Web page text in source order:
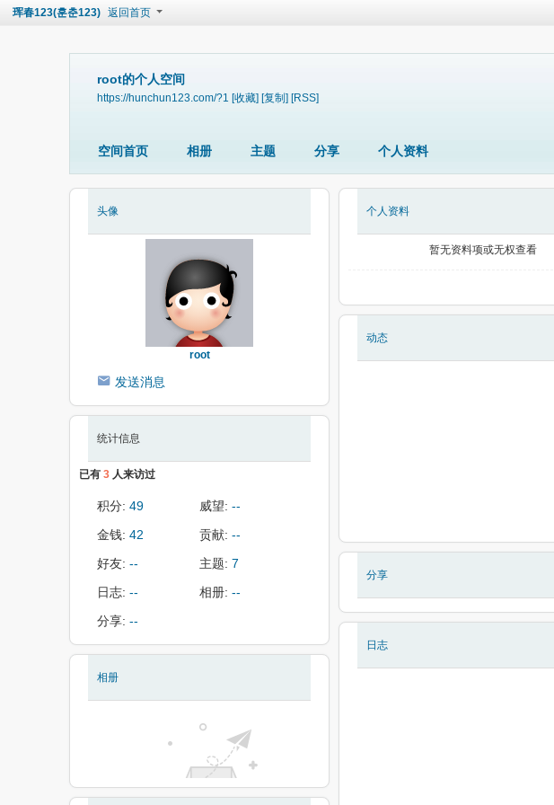
珲春123(훈춘123) 返回首页
root的个人空间
https://hunchun123.com/?1 [收藏] [复制] [RSS]
空间首页 相册 主题 分享 个人资料
头像
root
发送消息
统计信息
已有 3 人来访过
积分: 49 威望: --
金钱: 42 贡献: --
好友: -- 主题: 7
日志: -- 相册: --
分享: --
相册
个人资料
暂无资料项或无权查看
动态
分享
日志